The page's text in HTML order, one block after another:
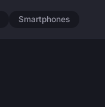
Smartphones